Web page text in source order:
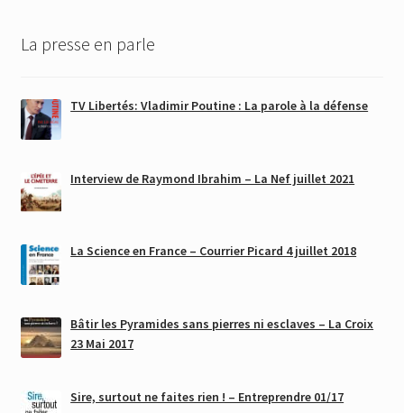
La presse en parle
TV Libertés: Vladimir Poutine : La parole à la défense
Interview de Raymond Ibrahim – La Nef juillet 2021
La Science en France – Courrier Picard 4 juillet 2018
Bâtir les Pyramides sans pierres ni esclaves – La Croix
23 Mai 2017
Sire, surtout ne faites rien ! – Entreprendre 01/17